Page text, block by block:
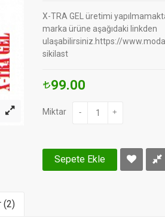
X-TRA GEL üretimi
marka ürüne aşağıdaki linkden
ulaşabilirsiniz.https://
sikilast
99.00
Miktar - +
Sepete Ekle
(2)